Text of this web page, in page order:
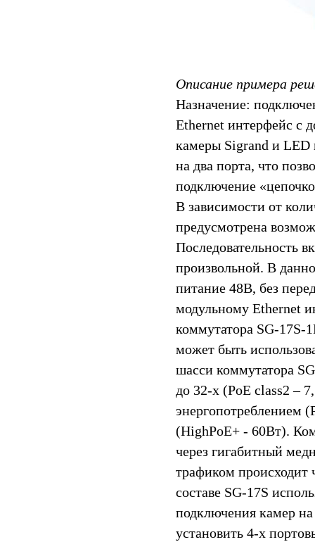
Описание примера
Назначение:
Ethernet интерфейс с
камеры Sigrand и LED
на два порта, что
подключение
В зависимости от
предусмотрена
Последовательность
произвольной. В
питание 48В, без
модульному Ethernet
коммутатора SG-17S-
может быть
шасси коммутатора
до 32-х (PoE class2 –
энергопотреблением
(HighPoE+ - 60Вт).
через гигабитный
трафиком происходит
составе SG-17S
подключения камер
установить 4-х